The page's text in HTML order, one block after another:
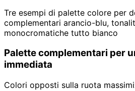
Tre esempi di palette colore per
complementari arancio-blu,
monocromatiche tutto bianco
Palette complementari per
immediata
Colori opposti sulla ruota